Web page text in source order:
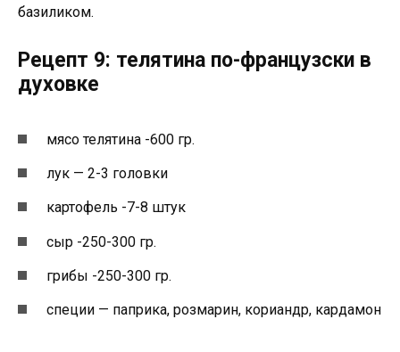
базиликом.
Рецепт 9: телятина по-французски в
духовке
мясо телятина -600 гр.
лук — 2-3 головки
картофель -7-8 штук
сыр -250-300 гр.
грибы -250-300 гр.
специи — паприка, розмарин, кориандр, кардамон